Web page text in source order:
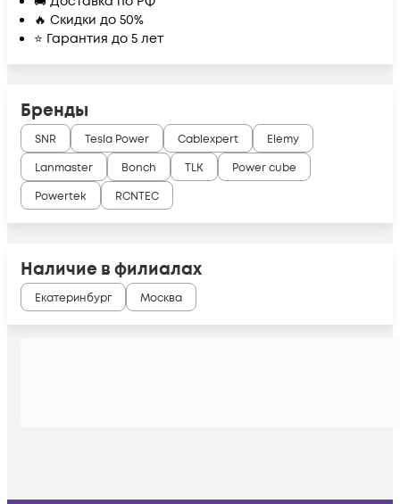
🔥 Скидки до 50%
⭐ Гарантия до 5 лет
Бренды
SNR Tesla Power Cablexpert
Elemy
Lanmaster
Bonch TLK
Power cube
Powertek
RCNTEC
Наличие в филиалах
Екатеринбург Москва